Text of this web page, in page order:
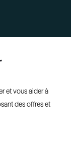
et vous aider à
des offres et